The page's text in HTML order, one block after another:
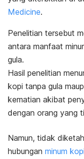
Medicine.
Penelitian tersebut
antara manfaat
gula.
Hasil penelitian
kopi tanpa gula
kematian akibat
dengan orang yang
Namun, tidak
hubungan minum kopi